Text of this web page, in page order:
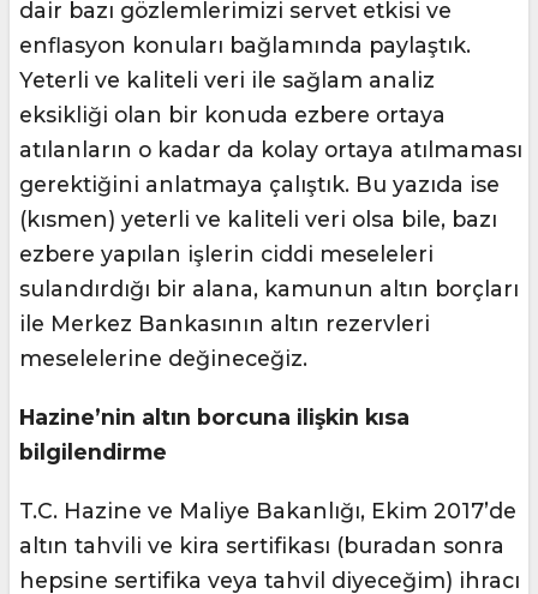
dair bazı gözlemlerimizi servet etkisi ve
enflasyon konuları bağlamında paylaştık.
Yeterli ve kaliteli veri ile sağlam analiz
eksikliği olan bir konuda ezbere ortaya
atılanların o kadar da kolay ortaya atılmaması
gerektiğini anlatmaya çalıştık. Bu yazıda ise
(kısmen) yeterli ve kaliteli veri olsa bile, bazı
ezbere yapılan işlerin ciddi meseleleri
sulandırdığı bir alana, kamunun altın borçları
ile Merkez Bankasının altın rezervleri
meselelerine değineceğiz.
Hazine’nin altın borcuna ilişkin kısa
bilgilendirme
T.C. Hazine ve Maliye Bakanlığı, Ekim 2017’de
altın tahvili ve kira sertifikası (buradan sonra
hepsine sertifika veya tahvil diyeceğim) ihracı